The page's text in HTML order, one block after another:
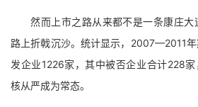
然而上市之路从来都不是一条康庄大
路上折戟沉沙。统计显示，2007—2011
发企业1226家，其中被否企业合计228
核从严成为常态。